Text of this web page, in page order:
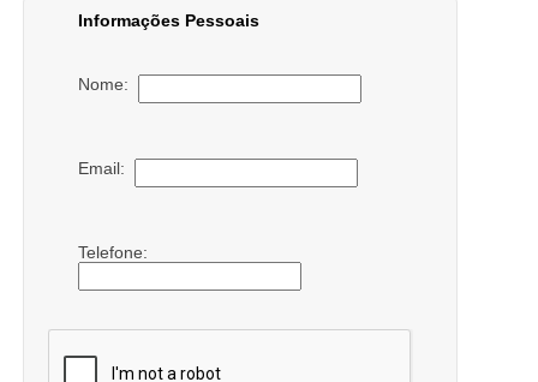
Informações Pessoais
Nome:
Email:
Telefone: